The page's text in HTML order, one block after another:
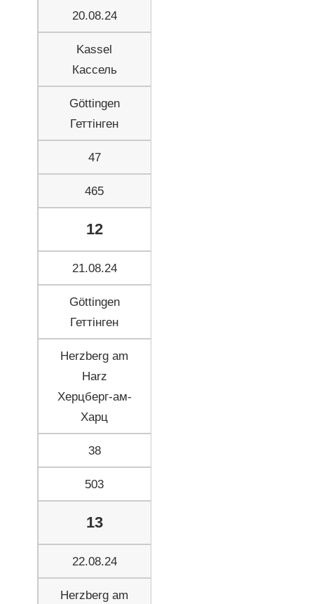
20.08.24
Kassel
Кассель
Göttingen
Геттінген
47
465
12
21.08.24
Göttingen
Геттінген
Herzberg am
Harz
Херцберг-ам-
Харц
38
503
13
22.08.24
Herzberg am